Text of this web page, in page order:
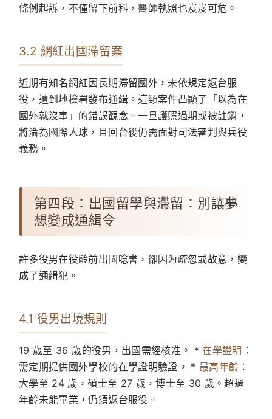
條例起訴，不僅留下前科，醫師執照也岌岌可危。
3.2 網紅出國滯留案
近期有知名網紅因長期滯留國外，未依規定返台服
役，遭到地檢署發布通緝。這類案件凸顯了「以為在
國外就沒事」的錯誤觀念。一旦護照過期或被註銷，
將淪為國際人球，且回台後仍需面對司法審判與兵役
義務。
第四段：出國留學與滯留：別讓夢
想變成通緝令
許多役男在役齡前出國唸書，卻因为疏忽或故意，變
成了通緝犯。
4.1 役男出境規則
19 歲至 36 歲的役男，出國需經核准。 *在學證明 ：
需定期提供國外學校的在學證明驗證。 * 最高年齡 ：
大學至 24 歲，碩士至 27 歲，博士至 30 歲。超過
年齡未能畢業，仍須返台服役。